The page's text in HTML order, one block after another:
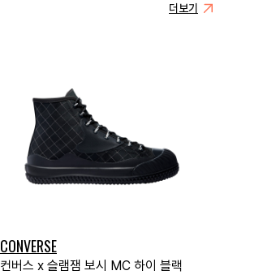
더보기
CONVERSE
컨버스 x 슬램잼 보시 MC 하이 블랙